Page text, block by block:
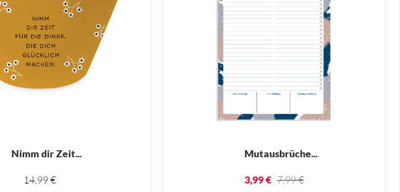
Nimm dir Zeit...
14,99 €
Mutausbrüche...
3,99 € 7,99 €